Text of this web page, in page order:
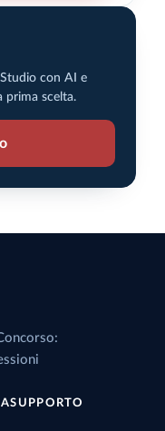
con AI e
prima scelta.
SUPPORTO